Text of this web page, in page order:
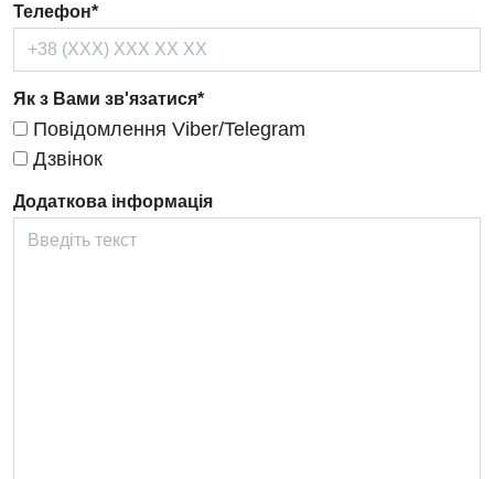
Кардіологія
Кардіохірургія
Мамологія
Медична психологія
Неврологія
Нейрохірургія
Телефон*
Як з Вами зв'язатися*
Повідомлення Viber/Telegram
Дзвінок
Додаткова інформація